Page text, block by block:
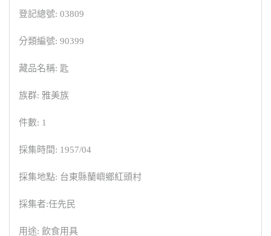
登記總號: 03809
分類編號: 90399
藏品名稱: 匙
族群: 雅美族
件數: 1
採集時間: 1957/04
採集地點: 台東縣蘭嶼鄉紅頭村
採集者:任先民
用途: 飲食用具